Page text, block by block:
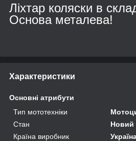
Ліхтар коляски в
Основа металева!
Характеристики
Основні атрибути
Тип мототехніки
Стан
Новий
Країна виробник